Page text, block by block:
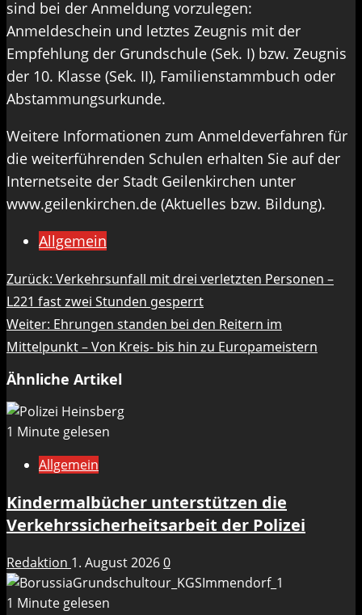
sind bei der Anmeldung vorzulegen:
Anmeldeschein und letztes Zeugnis mit der
Empfehlung der Grundschule (Sek. I) bzw. Zeugnis
der 10. Klasse (Sek. II), Familienstammbuch oder
Abstammungsurkunde.
Weitere Informationen zum Anmeldeverfahren für
die weiterführenden Schulen erhalten Sie auf der
Internetseite der Stadt Geilenkirchen unter
www.geilenkirchen.de (Aktuelles bzw. Bildung).
Allgemein
Beitragsnavigation
Zurück: Verkehrsunfall mit drei verletzten Personen –
L221 fast zwei Stunden gesperrt
Weiter: Ehrungen standen bei den Reitern im
Mittelpunkt – Von Kreis- bis hin zu Europameistern
Ähnliche Artikel
1 Minute gelesen
Allgemein
Kindermalbücher unterstützen die
Verkehrssicherheitsarbeit der Polizei
Redaktion 1. August 20260
1 Minute gelesen